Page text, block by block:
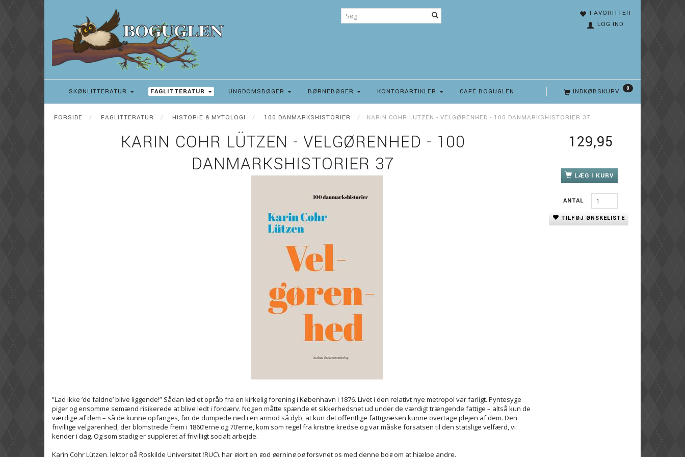
FAVORITTER
LOG IND
INDKØBSKURV 0
SKØNLITTERATUR FAGLITTERATUR UNGDOMSBØGER BØRNEBØGER KONTORARTIKLER CAFÉ BOGUGLEN
FORSIDE FAGLITTERATUR HISTORIE & MYTOLOGI 100 DANMARKSHISTORIER KARIN COHR LÜTZEN - VELGØRENHED - 100 DANMARKSHISTORIER 37
KARIN COHR LÜTZEN - VELGØRENHED - 100
DANMARKSHISTORIER 37
”Lad ikke ’de faldne’ blive liggende!” Sådan lød et opråb fra en kirkelig forening i København i 1876. Livet i den relativt nye metropol var farligt. Pyntesyge
piger og ensomme sømænd risikerede at blive ledt i fordærv. Nogen måtte spænde et sikkerhedsnet ud under de værdigt trængende fattige – altså kun de
værdige af dem – så de kunne opfanges, før de dumpede ned i en armod så dyb, at kun det offentlige fattigvæsen kunne overtage plejen af dem. Den
frivillige velgørenhed, der blomstrede frem i 1860’erne og 70’erne, kom som regel fra kristne kredse og var måske forsatsen til den statslige velfærd, vi
kender i dag. Og som stadig er suppleret af frivilligt socialt arbejde.
Karin Cohr Lützen, lektor på Roskilde Universitet (RUC), har gjort en god gerning og forsynet os med denne bog om at hjælpe andre.
129,95
LÆG I KURV
ANTAL
TILFØJ ØNSKELISTE